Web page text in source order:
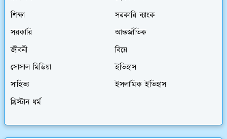
শিক্ষা
সরকারি ব্যাংক
সরকারি
আন্তর্জাতিক
জীবনী
বিয়ে
সোসাল মিডিয়া
ইতিহাস
সাহিত্য
ইসলামিক ইতিহাস
খ্রিস্টান ধর্ম